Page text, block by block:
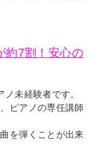
約7割！安心の
未経験者です。
ピアノの専任講師
を弾くことが出来